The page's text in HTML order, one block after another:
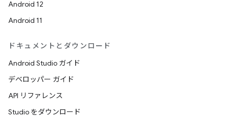
Android 12
Android 11
ドキュメントとダウンロード
Android Studio ガイド
デベロッパー ガイド
API リファレンス
Studio をダウンロード